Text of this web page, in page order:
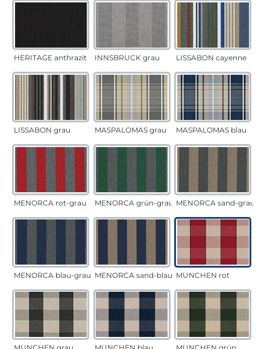
HERITAGE anthrazit INNSBRUCK grau LISSABON cayenne
LISSABON grau MASPALOMAS grau MASPALOMAS blau
MENORCA rot-grau MENORCA grün-grau MENORCA sand-grau
MENORCA blau-grau MENORCA sand-blau MÜNCHEN rot